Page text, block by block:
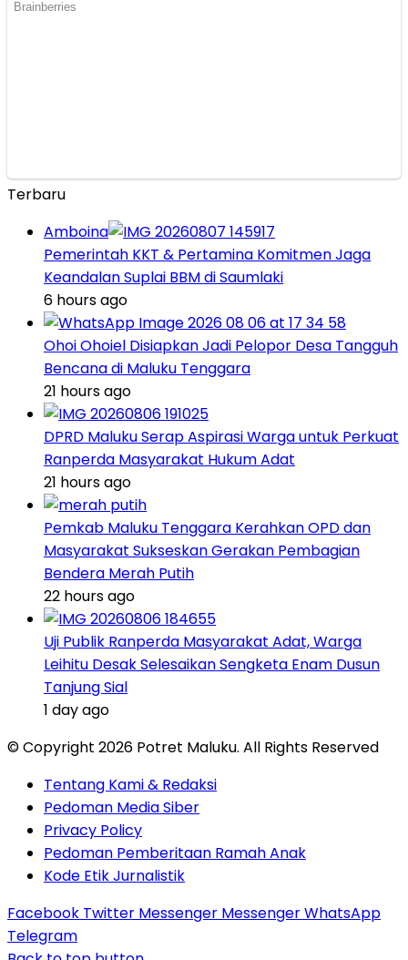
Terbaru
Amboina
Pemerintah KKT & Pertamina Komitmen Jaga
Keandalan Suplai BBM di Saumlaki
6 hours ago
Ohoi Ohoiel Disiapkan Jadi Pelopor Desa Tangguh
Bencana di Maluku Tenggara
21 hours ago
DPRD Maluku Serap Aspirasi Warga untuk Perkuat
Ranperda Masyarakat Hukum Adat
21 hours ago
Pemkab Maluku Tenggara Kerahkan OPD dan
Masyarakat Sukseskan Gerakan Pembagian
Bendera Merah Putih
22 hours ago
Uji Publik Ranperda Masyarakat Adat, Warga
Leihitu Desak Selesaikan Sengketa Enam Dusun
Tanjung Sial
1 day ago
© Copyright 2026 Potret Maluku. All Rights Reserved
Tentang Kami & Redaksi
Pedoman Media Siber
Privacy Policy
Pedoman Pemberitaan Ramah Anak
Kode Etik Jurnalistik
Facebook Twitter Messenger MessengerWhatsApp
Telegram